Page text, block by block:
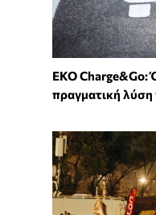
EKO Charge&Go:
πραγματική λύση